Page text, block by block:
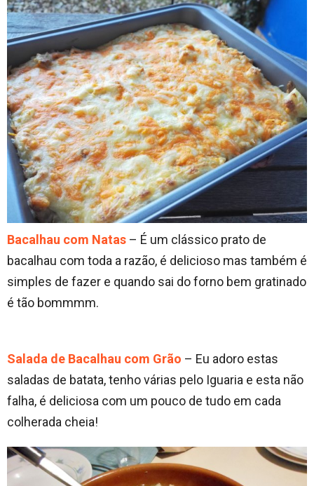
Bacalhau com Natas – É um clássico prato de
bacalhau com toda a razão, é delicioso mas também é
simples de fazer e quando sai do forno bem gratinado
é tão bommmm.
Salada de Bacalhau com Grão – Eu adoro estas
saladas de batata, tenho várias pelo Iguaria e esta não
falha, é deliciosa com um pouco de tudo em cada
colherada cheia!